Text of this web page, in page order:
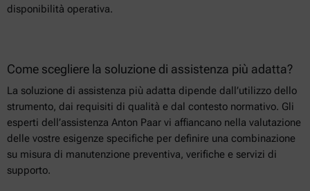
disponibilità operativa.
Come scegliere la soluzione di assistenza più adatta?
La soluzione di assistenza più adatta dipende dall’utilizzo dello
strumento, dai requisiti di qualità e dal contesto normativo. Gli
esperti dell’assistenza Anton Paar vi affiancano nella valutazione
delle vostre esigenze specifiche per definire una combinazione
su misura di manutenzione preventiva, verifiche e servizi di
supporto.